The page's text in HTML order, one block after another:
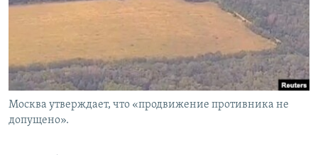
ПОБЕДИТЕЛЕЙ НЕ СУДЯТ?
КРЫМ.НЕПОКОРЕННЫЙ
ELIFBE
УКРАИНСКАЯ ПРОБЛЕМА КРЫМА
ПРИСОЕДИНЯЙТЕСЬ!
Все сайты RFE/RL
Москва утверждает, что «продвижение противника не
допущено».